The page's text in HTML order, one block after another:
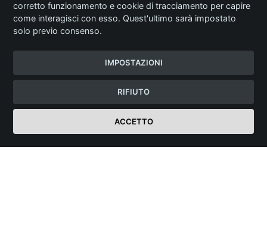
corretto funzionamento e cookie di tracciamento per capire
come interagisci con esso. Quest'ultimo sarà impostato
solo previo consenso.
IMPOSTAZIONI
RIFIUTO
ACCETTO